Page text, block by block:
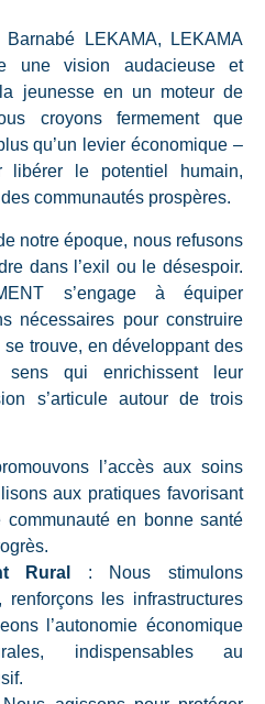
LEKAMA, LEKAMA
une vision audacieuse et
jeunesse en un moteur de
croyons fermement que
qu’un levier économique –
libérer le potentiel humain,
communautés prospères.
notre époque, nous refusons
dans l’exil ou le désespoir.
s’engage à équiper
nécessaires pour construire
trouve, en développant des
sens qui enrichissent leur
s’articule autour de trois
l’accès aux soins
aux pratiques favorisant
communauté en bonne santé
Rural
: Nous stimulons
renforçons les infrastructures
l’autonomie économique
indispensables au